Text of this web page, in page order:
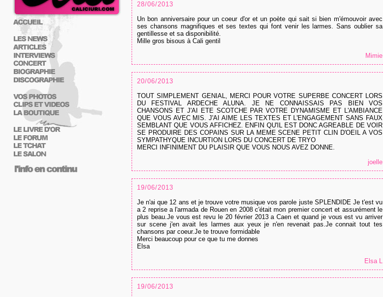
28/06/2013
Un bon anniversaire pour un coeur d'or et un poète qui sait si bien m'émouvoir avec
ses chansons magnifiques et ses textes qui font venir les larmes. Sans oublier sa
gentillesse et sa disponibilité.
Mille gros bisous à Cali gentil
Mimie
20/06/2013
TOUT SIMPLEMENT GENIAL, MERCI POUR VOTRE SUPERBE CONCERT LORS
DU FESTIVAL ARDECHE ALUNA. JE NE CONNAISSAIS PAS BIEN VOS
CHANSONS ET J'AI ETE SCOTCHE PAR VOTRE DYNAMISME ET L'AMBIANCE
QUE VOUS AVEC MIS. J'AI AIME LES TEXTES ET L'ENGAGEMENT SANS FAUX
SEMBLANT QUE VOUS AFFICHEZ. ENFIN QU'IL EST DONC AGREABLE DE VOIR
SE PRODUIRE DES COPAINS SUR LA MEME SCENE PETIT CLIN D'OEIL A VOS
SYMPATHYQUE INCURTION LORS DU CONCERT DE TRYO
MERCI INFINIMENT DU PLAISIR QUE VOUS NOUS AVEZ DONNE.
joelle
19/06/2013
Je n'ai que 12 ans et je trouve votre musique vos parole juste SPLENDIDE Je t'est vu
a 2 reprise a l'armada de Rouen en 2008 c'était mon premier concert et assurément le
plus beau.Je vous est revu le 20 février 2013 a Caen et quand je vous est vu arriver
sur scene j'en avait les larmes aux yeux je n'en revenait pas.Je connait tout tes
chansons par coeur.Je te trouve formidable
Merci beaucoup pour ce que tu me donnes
Elsa
Elsa L
19/06/2013